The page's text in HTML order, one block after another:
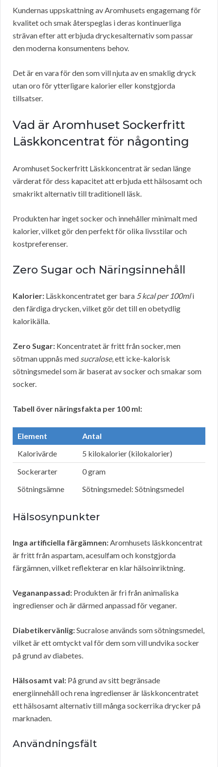
Kundernas uppskattning av Aromhusets engagemang för
kvalitet och smak återspeglas i deras kontinuerliga
strävan efter att erbjuda dryckesalternativ som passar
den moderna konsumentens behov.
Det är en vara för den som vill njuta av en smaklig dryck
utan oro för ytterligare kalorier eller konstgjorda
tillsatser.
Vad är Aromhuset Sockerfritt
Läskkoncentrat för någonting
Aromhuset Sockerfritt Läskkoncentrat är sedan länge
värderat för dess kapacitet att erbjuda ett hälsosamt och
smakrikt alternativ till traditionell läsk.
Produkten har inget socker och innehåller minimalt med
kalorier, vilket gör den perfekt för olika livsstilar och
kostpreferenser.
Zero Sugar och Näringsinnehåll
Kalorier: Läskkoncentratet ger bara 5 kcal per 100mli
den färdiga drycken, vilket gör det till en obetydlig
kalorikälla.
Zero Sugar: Koncentratet är fritt från socker, men
sötman uppnås med sucralose, ett icke-kalorisk
sötningsmedel som är baserat av socker och smakar som
socker.
Tabell över näringsfakta per 100 ml:
Element
Antal
Kalorivärde
5 kilokalorier (kilokalorier)
Sockerarter
0 gram
Sötningsämne
Sötningsmedel: Sötningsmedel
Hälsosynpunkter
Inga artificiella färgämnen:Aromhusets läskkoncentrat
är fritt från aspartam, acesulfam och konstgjorda
färgämnen, vilket reflekterar en klar hälsoinriktning.
Vegananpassad: Produkten är fri från animaliska
ingredienser och är därmed anpassad för veganer.
Diabetikervänlig:Sucralose används som sötningsmedel,
vilket är ett omtyckt val för dem som vill undvika socker
på grund av diabetes.
Hälsosamt val: På grund av sitt begränsade
energiinnehåll och rena ingredienser är läskkoncentratet
ett hälsosamt alternativ till många sockerrika drycker på
marknaden.
Användningsfält